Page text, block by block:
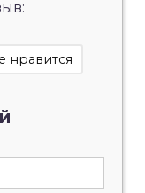
нравится